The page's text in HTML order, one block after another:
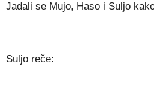
Jadali se Mujo, Haso i Suljo
Suljo reče: